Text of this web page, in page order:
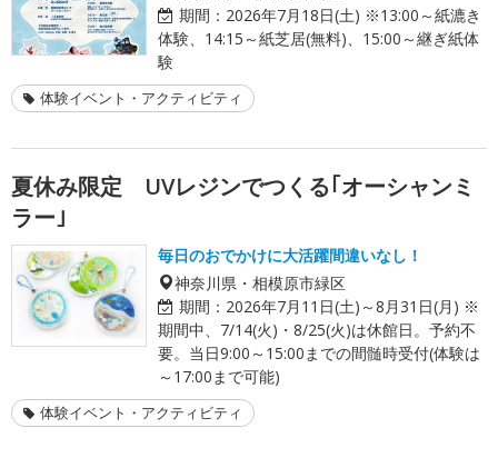
期間： 2026年7月18日(土) ※13:00～紙漉き
体験、14:15～紙芝居(無料)、15:00～継ぎ紙体
験
体験イベント・アクティビティ
夏休み限定 UVレジンでつくる｢オーシャンミ
ラー｣
毎日のおでかけに大活躍間違いなし！
神奈川県・相模原市緑区
期間： 2026年7月11日(土)～8月31日(月) ※
期間中、7/14(火)・8/25(火)は休館日。予約不
要。当日9:00～15:00までの間髄時受付(体験は
～17:00まで可能)
体験イベント・アクティビティ